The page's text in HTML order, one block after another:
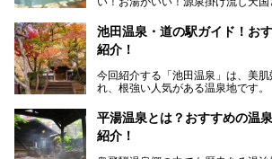
ょう！
───
提供元：岐阜県【PR】
この記事は岐阜県のPR記事です。
「平湯温泉」「福地温泉」「新平
穂高温泉」と5つの温泉地を総称し
風呂を5ヶ所ご紹介したいと思いま
温泉ですよ！
池田温泉・道の駅ガイド！お
紹介！
今回紹介する「池田温泉」は、美
れ、根強い人気がある温泉地です。
温泉旅として利用することができ
池田温泉には道の駅があるなど、温
平湯温泉とは？おすすめの温
紹介！